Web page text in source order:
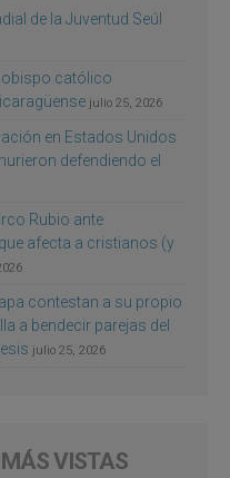
de la Juventud Seúl
obispo católico
julio 25, 2026
en Estados Unidos
defendiendo el
Rubio ante
afecta a cristianos (y
contestan a su propio
a bendecir parejas del
julio 25, 2026
MÁS VISTAS